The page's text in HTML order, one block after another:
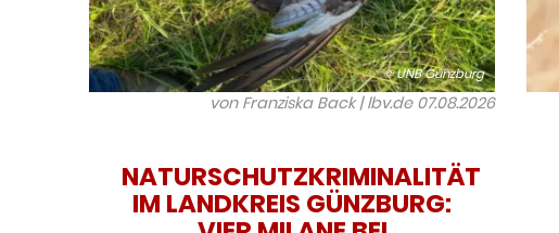
© UNB Günzburg
von Franziska Back | lbv.de 07.08.2026
NATURSCHUTZKRIMINALITÄT
IM LANDKREIS GÜNZBURG: